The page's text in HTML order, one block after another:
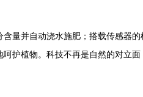
量并自动浇水施肥；搭载传感器
护植物。科技不再是自然的对立面